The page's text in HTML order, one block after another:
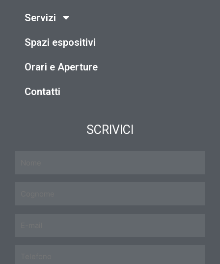
Servizi
Spazi espositivi
Orari e Aperture
Contatti
SCRIVICI